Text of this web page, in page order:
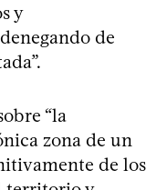
y
de
“la
zona de un
de los